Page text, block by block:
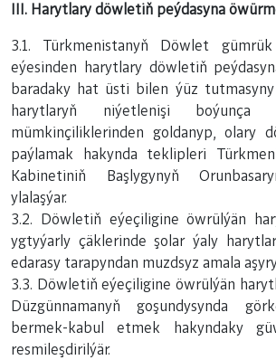
III. Harytlary döwletiň peýdasyna
3.1. Türkmenistanyň Döwlet
eýesinden harytlary döwletiň
baradaky hat üsti bilen ýüz tutmasyny
harytlaryň niýetlenişi boýunça
mümkinçiliklerinden goldanyp, olary
paýlamak hakynda teklipleri
Kabinetiniň Başlygynyň
ylalaşýar.
3.2. Döwletiň eýeçiligine öwrülýän
ygtyýarly çäklerinde şolar ýaly
edarasy tarapyndan muzdsyz amala
3.3. Döwletiň eýeçiligine öwrülýän
Düzgünnamanyň goşundysynda
bermek-kabul etmek hakyndaky
resmileşdirilýär.